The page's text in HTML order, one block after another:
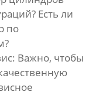
Есть ли
по
Важно, чтобы